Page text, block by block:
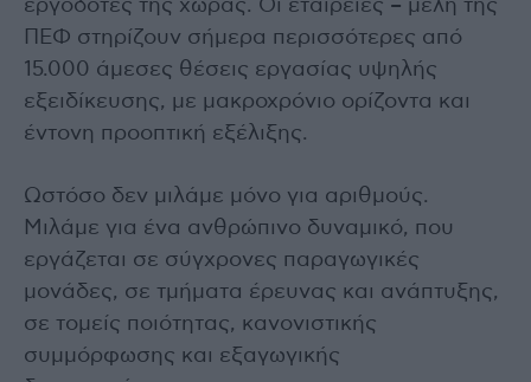
εργοδότες της χώρας. Οι εταιρείες – μέλη της
ΠΕΦ στηρίζουν σήμερα περισσότερες από
15.000 άμεσες θέσεις εργασίας υψηλής
εξειδίκευσης, με μακροχρόνιο ορίζοντα και
έντονη προοπτική εξέλιξης.
Ωστόσο δεν μιλάμε μόνο για αριθμούς.
Μιλάμε για ένα ανθρώπινο δυναμικό, που
εργάζεται σε σύγχρονες παραγωγικές
μονάδες, σε τμήματα έρευνας και ανάπτυξης,
σε τομείς ποιότητας, κανονιστικής
συμμόρφωσης και εξαγωγικής